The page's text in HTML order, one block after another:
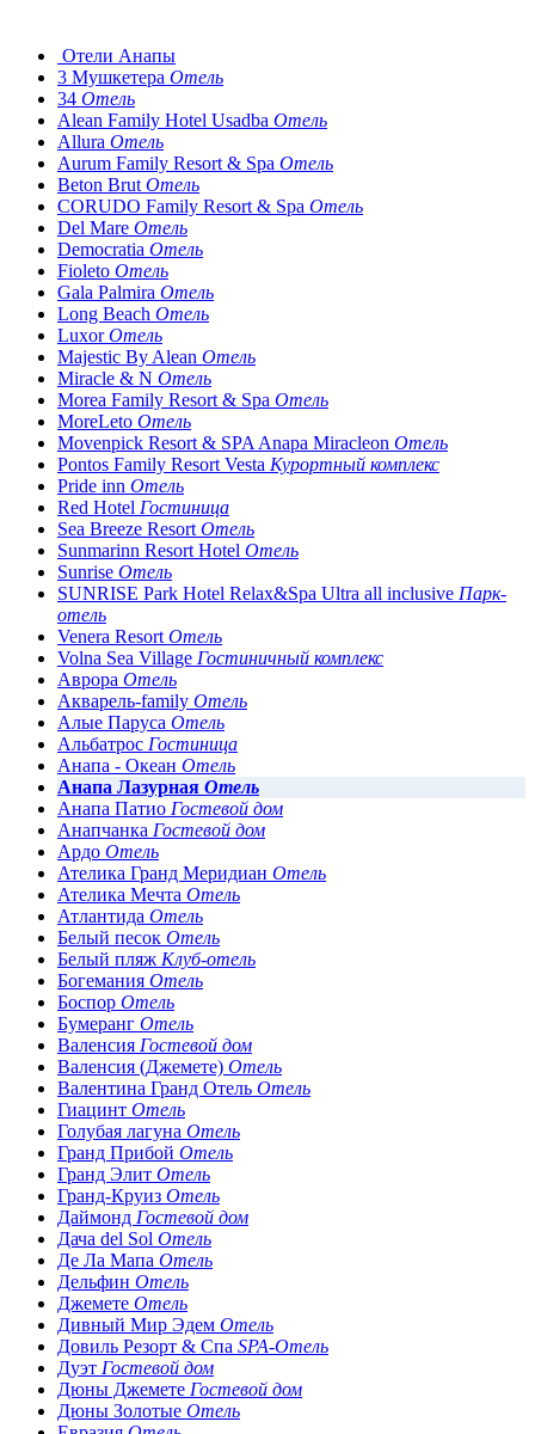
Отели Анапы
3 Мушкетера Отель
34 Отель
Alean Family Hotel Usadba Отель
Allura Отель
Aurum Family Resort & Spa Отель
Beton Brut Отель
CORUDO Family Resort & Spa Отель
Del Mare Отель
Democratia Отель
Fioleto Отель
Gala Palmira Отель
Long Beach Отель
LuxorОтель
Majestic By Alean Отель
Miracle & N Отель
Morea Family Resort & Spa Отель
MoreLeto Отель
Movenpick Resort & SPA Anapa Miracleon Отель
Pontos Family Resort Vesta Курортный комплекс
Pride inn Отель
Red Hotel Гостиница
Sea Breeze Resort Отель
Sunmarinn Resort Hotel Отель
Sunrise Отель
SUNRISE Park Hotel Relax&Spa Ultra all inclusive Парк-
отель
Venera Resort Отель
Volna Sea Village Гостиничный комплекс
Аврора Отель
Акварель-family Отель
Алые Паруса Отель
Альбатрос Гостиница
Анапа - Океан Отель
Анапа Лазурная Отель
Анапа Патио Гостевой дом
Анапчанка Гостевой дом
Ардо Отель
Ателика Гранд Меридиан Отель
Ателика Мечта Отель
Атлантида Отель
Белый песок Отель
Белый пляж Клуб-отель
Богемания Отель
Боспор Отель
Бумеранг Отель
Валенсия Гостевой дом
Валенсия (Джемете) Отель
Валентина Гранд Отель Отель
Гиацинт Отель
Голубая лагуна Отель
Гранд Прибой Отель
Гранд Элит Отель
Гранд-Круиз Отель
Даймонд Гостевой дом
Дача del Sol Отель
Де Ла Мапа Отель
Дельфин Отель
Джемете Отель
Дивный Мир Эдем Отель
Довиль Резорт & Спа SPA-Отель
Дуэт Гостевой дом
Дюны Джемете Гостевой дом
Дюны Золотые Отель